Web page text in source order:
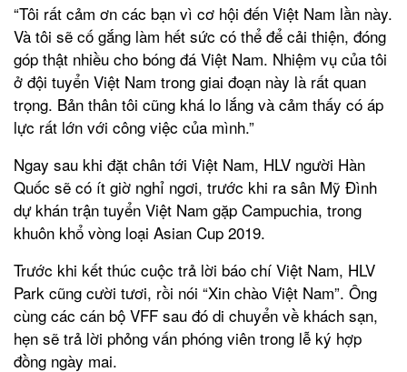
“Tôi rất cảm ơn các bạn vì cơ hội đến Việt Nam lần này.
Và tôi sẽ cố gắng làm hết sức có thể để cải thiện, đóng
góp thật nhiều cho bóng đá Việt Nam. Nhiệm vụ của tôi
ở đội tuyển Việt Nam trong giai đoạn này là rất quan
trọng. Bản thân tôi cũng khá lo lắng và cảm thấy có áp
lực rất lớn với công việc của mình.”
Ngay sau khi đặt chân tới Việt Nam, HLV người Hàn
Quốc sẽ có ít giờ nghỉ ngơi, trước khi ra sân Mỹ Đình
dự khán trận tuyển Việt Nam gặp Campuchia, trong
khuôn khổ vòng loại Asian Cup 2019.
Trước khi kết thúc cuộc trả lời báo chí Việt Nam, HLV
Park cũng cười tươi, rồi nói “Xin chào Việt Nam”. Ông
cùng các cán bộ VFF sau đó di chuyển về khách sạn,
hẹn sẽ trả lời phỏng vấn phóng viên trong lễ ký hợp
đồng ngày mai.